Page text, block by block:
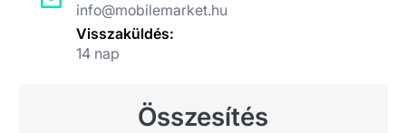
info@mobilemarket.hu
Visszaküldés:
14 nap
Összesítés